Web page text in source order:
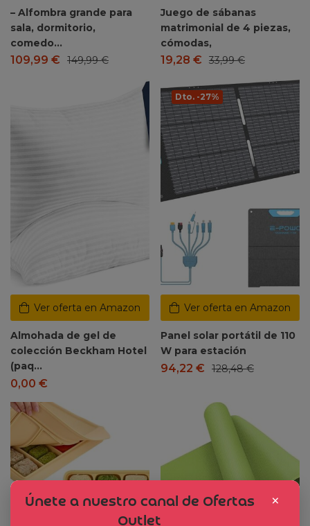
– Alfombra grande para
sala, dormitorio,
comedo…
109,99 € 149,99€
Juego de sábanas
matrimonial de 4 piezas,
cómodas,
19,28 € 33,99€
Ver oferta en Amazon
Almohada de gel de
colección Beckham Hotel
(paq…
0,00 €
Ver oferta en Amazon
Dto. -27%
Panel solar portátil de 110
W para estación
94,22 € 128,48€
×
Únete a nuestro canal de Ofertas
Outlet